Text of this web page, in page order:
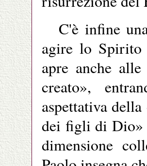
C'è infine
agire lo Spirito
apre anche
creato»,
aspettativa
dei figli di
dimensione